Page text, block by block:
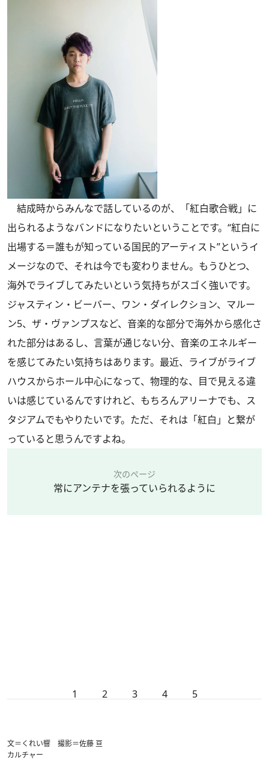
結成時からみんなで話しているのが、「紅白歌合戦」に
出られるようなバンドになりたいということです。“紅白に
出場する＝誰もが知っている国民的アーティスト”というイ
メージなので、それは今でも変わりません。もうひとつ、
海外でライブしてみたいという気持ちがスゴく強いです。
ジャスティン・ビーバー、ワン・ダイレクション、マルー
ン5、ザ・ヴァンプスなど、音楽的な部分で海外から感化さ
れた部分はあるし、言葉が通じない分、音楽のエネルギー
を感じてみたい気持ちはあります。最近、ライブがライブ
ハウスからホール中心になって、物理的な、目で見える違
いは感じているんですけれど、もちろんアリーナでも、ス
タジアムでもやりたいです。ただ、それは「紅白」と繋が
っていると思うんですよね。
次のページ
常にアンテナを張っていられるように
1 2 3 4 5
文＝くれい響 撮影＝佐藤 亘
カルチャー